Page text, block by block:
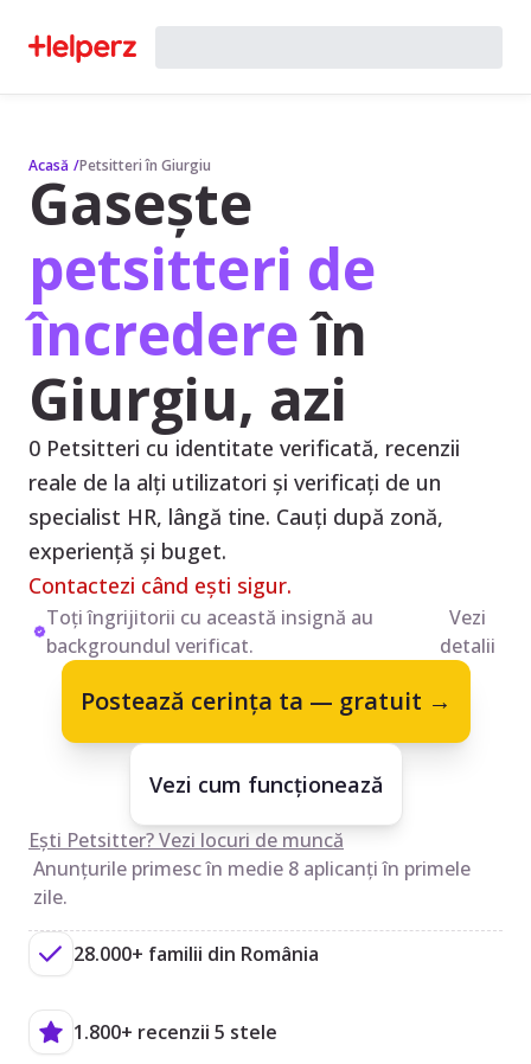
Acasă /Petsitteri în Giurgiu
Gasește
petsitteri de
încredereîn
Giurgiu, azi
0 Petsitteri cu identitate verificată, recenzii
reale de la alți utilizatori și verificați de un
specialist HR, lângă tine. Cauți după zonă,
experiență și buget.
Contactezi când ești sigur.
Toți îngrijitorii cu această insignă au
backgroundul verificat.
Vezi
detalii
Postează cerința ta — gratuit →
Vezi cum funcționează
Ești Petsitter? Vezi locuri de muncă
Anunțurile primesc în medie 8 aplicanți în primele
zile.
28.000+ familii din România
1.800+ recenzii 5 stele